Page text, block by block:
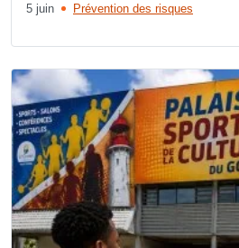
5 juin Prévention des risques